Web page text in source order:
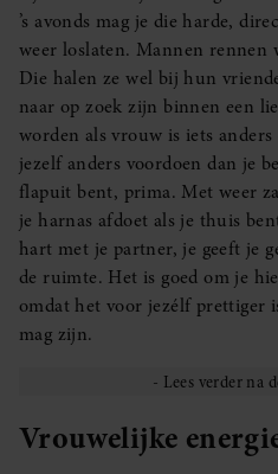
’s avonds mag je die harde,
weer loslaten. Mannen rennen
Die halen ze wel bij hun
naar op zoek zijn binnen een
worden als vrouw is iets
jezelf anders voordoen dan je
flapuit bent, prima. Met weer
je harnas afdoet als je thuis
hart met je partner, je geeft je
de ruimte. Het is goed om je
omdat het voor jezélf prettiger
mag zijn.
Vrouwelijke